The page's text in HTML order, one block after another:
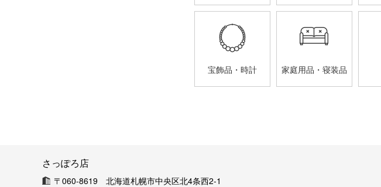
宝飾品・時計 家庭用品・寝装品
さっぽろ店
〒060-8619 北海道札幌市中央区北4条西2-1